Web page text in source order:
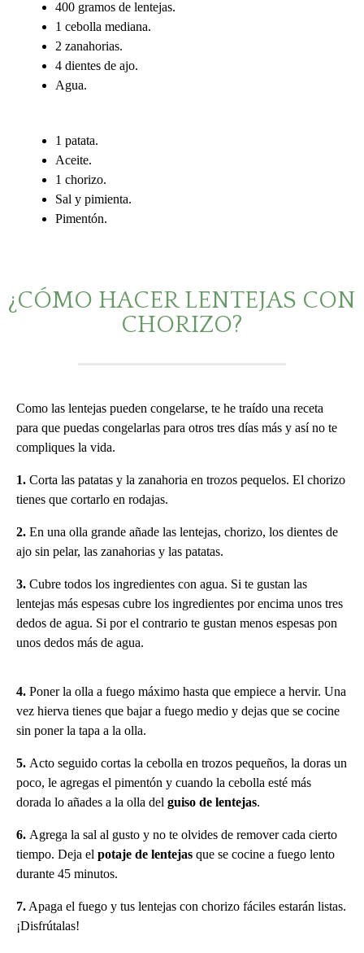
400 gramos de lentejas.
1 cebolla mediana.
2 zanahorias.
4 dientes de ajo.
Agua.
1 patata.
Aceite.
1 chorizo.
Sal y pimienta.
Pimentón.
¿CÓMO HACER LENTEJAS CON
CHORIZO?
Como las lentejas pueden congelarse, te he traído una receta
para que puedas congelarlas para otros tres días más y así no te
compliques la vida.
1. Corta las patatas y la zanahoria en trozos pequelos. El chorizo
tienes que cortarlo en rodajas.
2. En una olla grande añade las lentejas, chorizo, los dientes de
ajo sin pelar, las zanahorias y las patatas.
3. Cubre todos los ingredientes con agua. Si te gustan las
lentejas más espesas cubre los ingredientes por encima unos tres
dedos de agua. Si por el contrario te gustan menos espesas pon
unos dedos más de agua.
4. Poner la olla a fuego máximo hasta que empiece a hervir. Una
vez hierva tienes que bajar a fuego medio y dejas que se cocine
sin poner la tapa a la olla.
5. Acto seguido cortas la cebolla en trozos pequeños, la doras un
poco, le agregas el pimentón y cuando la cebolla esté más
dorada lo añades a la olla del guiso de lentejas.
6. Agrega la sal al gusto y no te olvides de remover cada cierto
tiempo. Deja el potaje de lentejas que se cocine a fuego lento
durante 45 minutos.
7. Apaga el fuego y tus lentejas con chorizo fáciles estarán listas.
¡Disfrútalas!